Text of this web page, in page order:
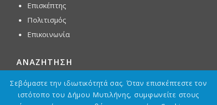
Επισκέπτης
Πολιτισμός
Επικοινωνία
ΑΝΑΖΗΤΗΣΗ
Σεβόμαστε την ιδιωτικότητά σας. Όταν επισκέπτεστε τον
ιστότοπο του Δήμου Μυτιλήνης, συμφωνείτε στους